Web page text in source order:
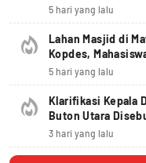
5 hari yang lalu
Lahan Masjid di
Kopdes,
5 hari yang lalu
Klarifikasi Kepala
Buton Utara
3 hari yang lalu